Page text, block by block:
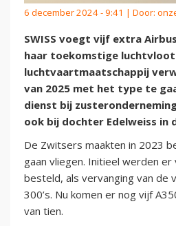
6 december 2024 - 9:41 | Door:
SWISS voegt vijf extra
haar toekomstige
luchtvaartmaatschappij
van 2025 met het type te
dienst bij
ook bij dochter Edelweiss in
De Zwitsers maakten in 2023
gaan vliegen. Initieel werden
besteld, als vervanging van de
300’s. Nu komen er nog vijf
van tien.